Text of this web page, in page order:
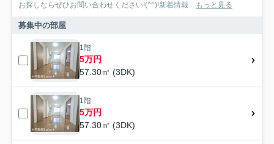
お探しならぜひお問い合わせください!(^^)!新着情報... もっと見る
募集中の部屋
1階
5万円
57.30㎡ (3DK)
1階
5万円
57.30㎡ (3DK)